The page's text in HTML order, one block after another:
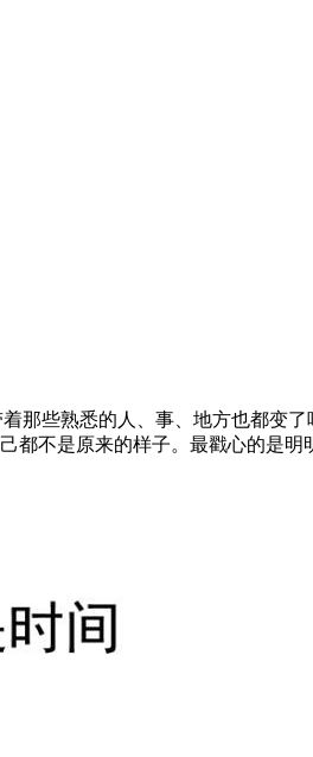
那些熟悉的人、事、地方也都变
都不是原来的样子。最戳心的是明